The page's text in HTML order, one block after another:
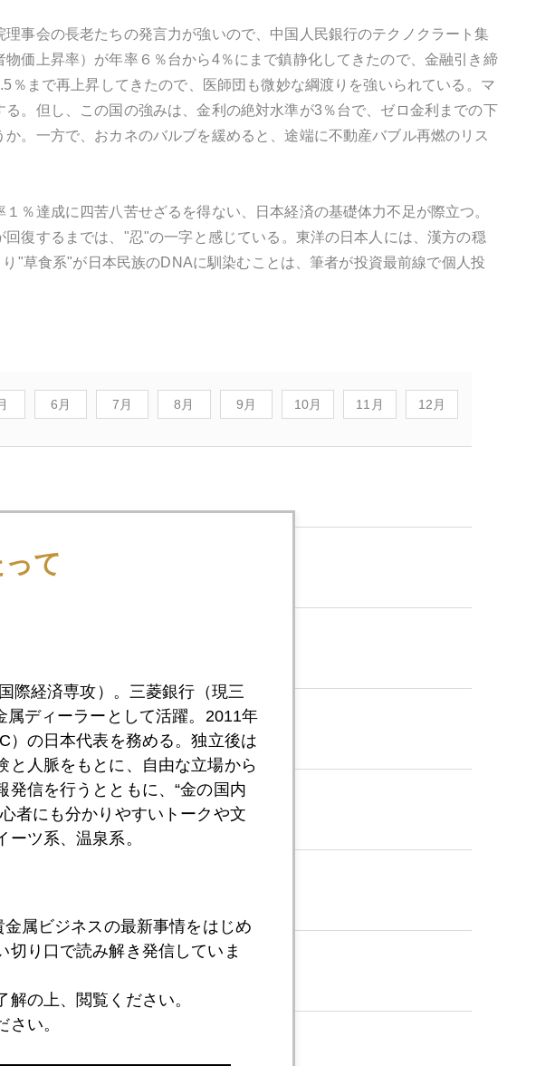
事会の長老たちの発言力が強いので、中国人民銀行のテクノクラート集
価上昇率）が年率６％台から4％にまで鎮静化してきたので、金融引き締
まで再上昇してきたので、医師団も微妙な綱渡りを強いられている。マ
。但し、この国の強みは、金利の絶対水準が3％台で、ゼロ金利までの下
。一方で、おカネのバルブを緩めると、途端に不動産バブル再燃のリス
％達成に四苦八苦せざるを得ない、日本経済の基礎体力不足が際立つ。
復するまでは、"忍"の一字と感じている。東洋の日本人には、漢方の穏
"草食系"が日本民族のDNAに馴染むことは、筆者が投資最前線で個人投
6月 7月 8月 9月 10月 11月 12月
急騰
て
際経済専攻）。三菱銀行（現三
ディーラーとして活躍。2011年
）の日本代表を務める。独立後は
と人脈をもとに、自由な立場から
信を行うとともに、“金の国内
者にも分かりやすいトークや文
ツ系、温泉系。
属ビジネスの最新事情をはじめ
切り口で読み解き発信していま
の上、閲覧ください。
い。